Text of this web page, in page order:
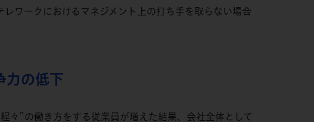
ワークにおけるマネジメント上の打ち手を取らない場合
力の低下
々”の働き方をする従業員が増えた結果、会社全体として